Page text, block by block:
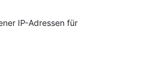
IP-Adressen für